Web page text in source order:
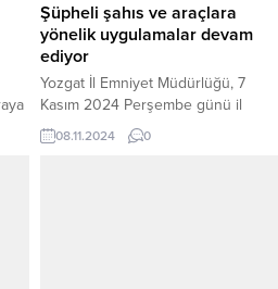
Şüpheli şahıs ve araçlara
yönelik uygulamalar devam
ediyor
Yozgat İl Emniyet Müdürlüğü, 7
Kasım 2024 Perşembe günü il
merkezi ve 13 ilçede geniş çaplı
denetim ve uygulama
08.11.2024 0